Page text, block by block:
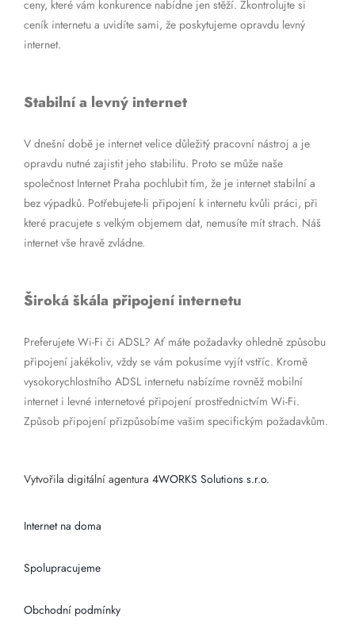
ceny, které vám konkurence nabídne jen stěží. Zkontrolujte si
ceník internetu a uvidíte sami, že poskytujeme opravdu levný
internet.
Stabilní a levný internet
V dnešní době je internet velice důležitý pracovní nástroj a je
opravdu nutné zajistit jeho stabilitu. Proto se může naše
společnost Internet Praha pochlubit tím, že je internet stabilní a
bez výpadků. Potřebujete-li připojení k internetu kvůli práci, při
které pracujete s velkým objemem dat, nemusíte mít strach. Náš
internet vše hravě zvládne.
Široká škála připojení internetu
Preferujete Wi-Fi či ADSL? Ať máte požadavky ohledně způsobu
připojení jakékoliv, vždy se vám pokusíme vyjít vstříc. Kromě
vysokorychlostního ADSL internetu nabízíme rovněž mobilní
internet i levné internetové připojení prostřednictvím Wi-Fi.
Způsob připojení přizpůsobíme vašim specifickým požadavkům.
Vytvořila digitální agentura 4WORKS Solutions s.r.o.
Internet na doma
Spolupracujeme
Obchodní podmínky